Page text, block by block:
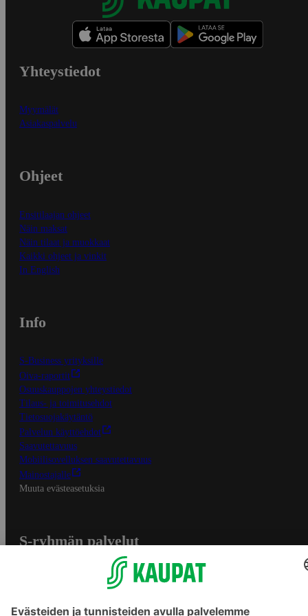
Yhteystiedot
Myymälät
Asiakaspalvelu
Ohjeet
Ensitilaajan ohjeet
Näin maksat
Näin tilaat ja muokkaat
Kaikki ohjeet ja vinkit
In English
Info
S-Business yrityksille
Oiva-raportit
Osuuskauppojen yhteystiedot
Tilaus- ja toimitusehdot
Tietosuojakäytäntö
Palvelun käyttöehdot
Saavutettavuus
Mobiilisovelluksen saavutettavuus
Mainostajalle
Muuta evästeasetuksia
S-ryhmän palvelut
Yhteishyvä Ruoka -sovellus